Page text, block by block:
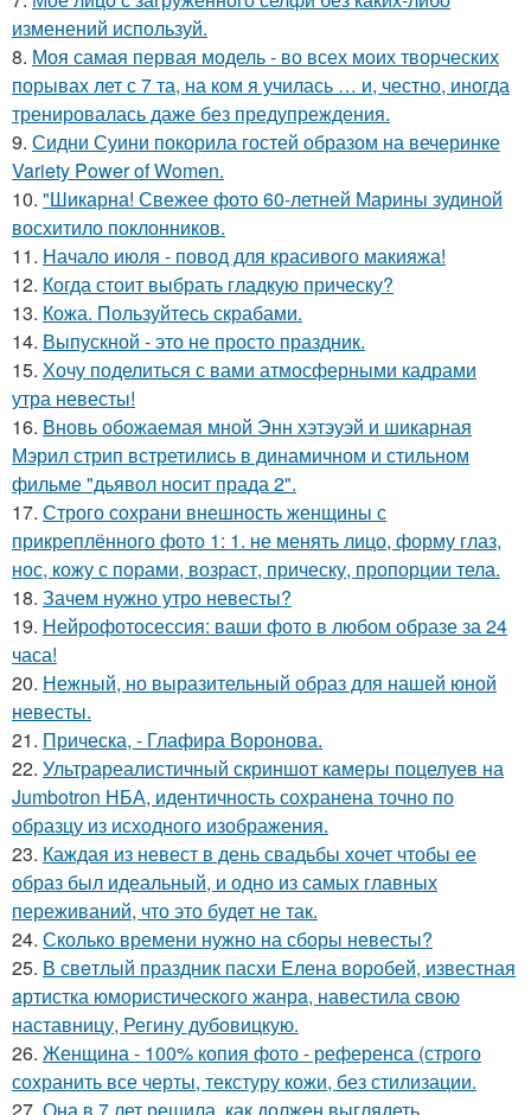
изменений используй.
8. Моя самая первая модель - во всех моих творческих
порывах лет с 7 та, на ком я училась … и, честно, иногда
тренировалась даже без предупреждения.
9. Сидни Суини покорила гостей образом на вечеринке
Variety Power of Women.
10. "Шикарна! Свежее фото 60-летней Марины зудиной
восхитило поклонников.
11. Начало июля - повод для красивого макияжа!
12. Когда стоит выбрать гладкую прическу?
13. Кожа. Пользуйтесь скрабами.
14. Выпускной - это не просто праздник.
15. Хочу поделиться с вами атмосферными кадрами
утра невесты!
16. Вновь обожаемая мной Энн хэтэуэй и шикарная
Мэрил стрип встретились в динамичном и стильном
фильме "дьявол носит прада 2".
17. Строго сохрани внешность женщины с
прикреплённого фото 1: 1. не менять лицо, форму глаз,
нос, кожу с порами, возраст, прическу, пропорции тела.
18. Зачем нужно утро невесты?
19. Нейрофотосессия: ваши фото в любом образе за 24
часа!
20. Нежный, но выразительный образ для нашей юной
невесты.
21. Прическа, - Глафира Воронова.
22. Ультрареалистичный скриншот камеры поцелуев на
Jumbotron НБА, идентичность сохранена точно по
образцу из исходного изображения.
23. Каждая из невест в день свадьбы хочет чтобы ее
образ был идеальный, и одно из самых главных
переживаний, что это будет не так.
24. Сколько времени нужно на сборы невесты?
25. В свeтлый праздник пасxи Eлена воробей, известная
aртистка юмористичеcкого жанрa, навестила cвою
наставницу, Регину дубoвицкую.
26. Женщина - 100% копия фото - референса (строго
сохранить все черты, текстуру кожи, без стилизации.